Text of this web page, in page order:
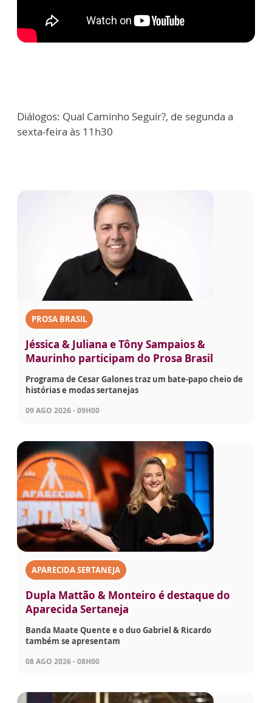
Diálogos: Qual Caminho Seguir?, de segunda a
sexta-feira às 11h30
PROSA BRASIL
Jéssica & Juliana e Tôny Sampaios &
Maurinho participam do Prosa Brasil
Programa de Cesar Galones traz um bate-papo cheio de
histórias e modas sertanejas
09 AGO 2026 - 09H00
APARECIDA SERTANEJA
Dupla Mattão & Monteiro é destaque do
Aparecida Sertaneja
Banda Maate Quente e o duo Gabriel & Ricardo
também se apresentam
08 AGO 2026 - 08H00